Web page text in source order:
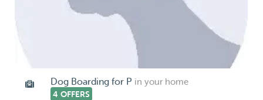
Dog Boarding for P in your home
4 OFFERS